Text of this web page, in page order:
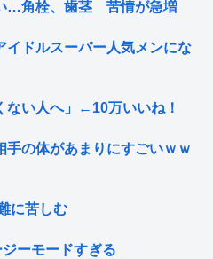
…角栓、歯茎 苦情が急増
イドルスーパー人気メンにな
ない人へ」←10万いいね！
手の体があまりにすごいｗｗ
に苦しむ
ジーモードすぎる